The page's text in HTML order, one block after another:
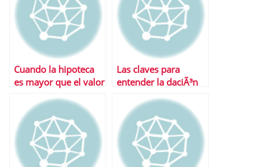
Cuando la hipoteca
es mayor que el valor
Las claves para
entender la daciÃ³n